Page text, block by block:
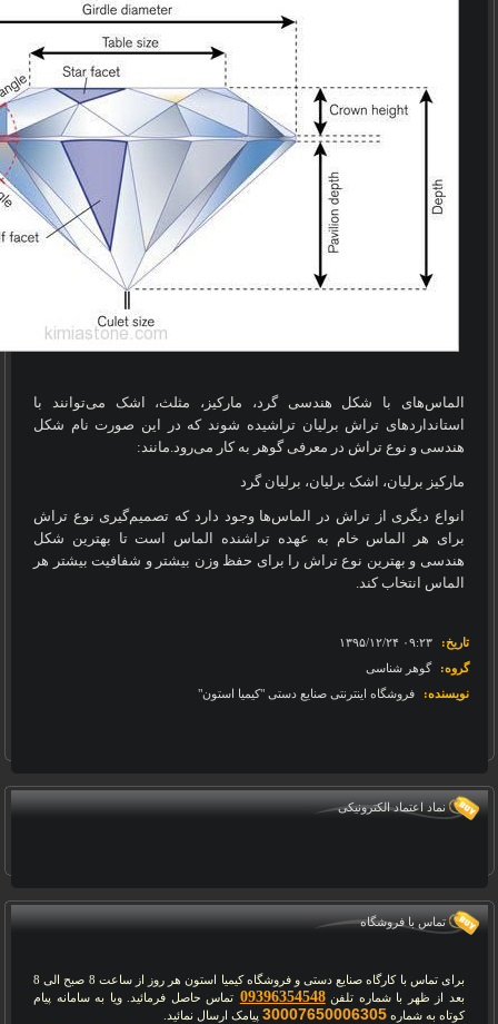
الماس‌های با شکل هندسی گرد، مارکیز، مثلث، اشک می‌توانند با
استانداردهای تراش برلیان تراشیده شوند که در این صورت نام شکل
هندسی و نوع تراش در معرفی گوهر به کار می‌رود.مانند:
مارکیز برلیان، اشک برلیان، برلیان گرد
انواع دیگری از تراش در الماس‌ها وجود دارد که تصمیم‌گیری نوع تراش
برای هر الماس خام به عهده تراشنده الماس است تا بهترین شکل
هندسی و بهترین نوع تراش را برای حفظ وزن بیشتر و شفافیت بیشتر هر
الماس انتخاب کند.
تاریخ:
گروه:
گوهر شناسی
نویسنده:
فروشگاه اینترنتی صنایع دستی "کیمیا استون"
نماد اعتماد الکترونیکی
تماس با فروشگاه
برای تماس با کارگاه صنایع دستی و فروشگاه کیمیا استون هر روز از ساعت 8 صبح الی 8
بعد از ظهر با شماره تلفن09396354548 تماس حاصل فرمائید. ویا به سامانه پیام
کوتاه به شماره 30007650006305 پیامک ارسال نمائید.